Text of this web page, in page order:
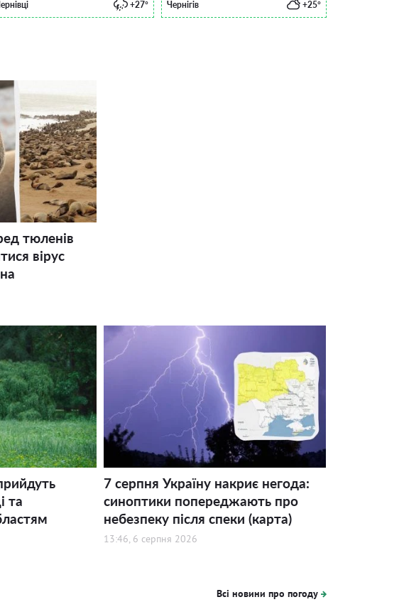
+27° Чернігів +25°
тюленів
вірус
та
7 серпня Україну накриє негода:
синоптики попереджають про
небезпеку після спеки (карта)
13:46, 6 серпня 2026
Всі новини про погоду